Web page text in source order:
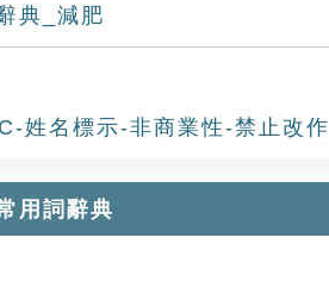
典_減肥
姓名標示-非商業性-禁止改
用詞辭典